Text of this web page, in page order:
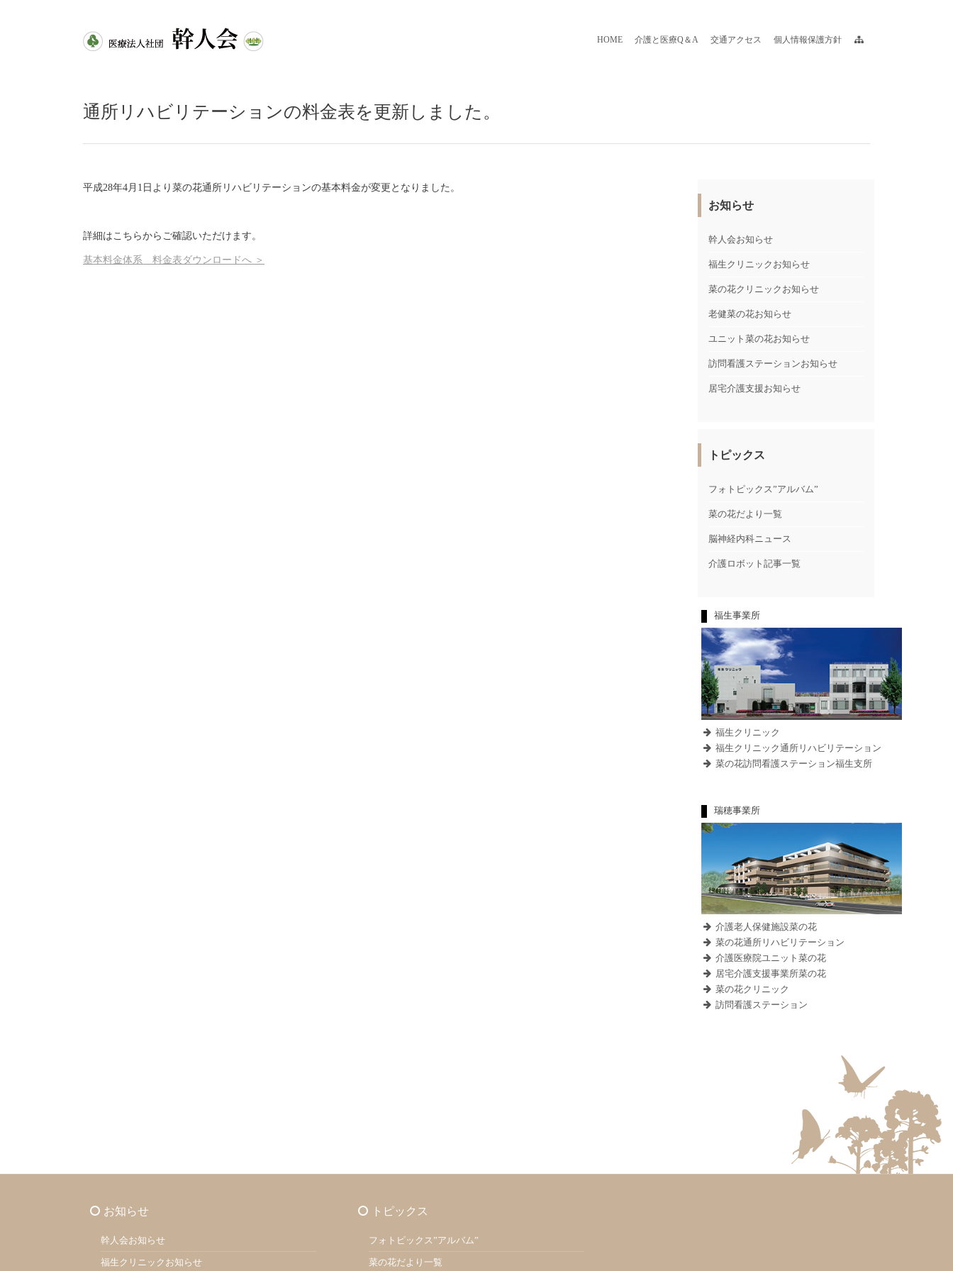
HOME 介護と医療Q＆A 交通アクセス 個人情報保護方針
通所リハビリテーションの料金表を更新しました。
平成28年4月1日より菜の花通所リハビリテーションの基本料金が変更となりました。
詳細はこちらからご確認いただけます。
基本料金体系 料金表ダウンロードへ ＞
お知らせ
幹人会お知らせ
福生クリニックお知らせ
菜の花クリニックお知らせ
老健菜の花お知らせ
ユニット菜の花お知らせ
訪問看護ステーションお知らせ
居宅介護支援お知らせ
トピックス
フォトピックス”アルバム”
菜の花だより一覧
脳神経内科ニュース
介護ロボット記事一覧
福生事業所
福生クリニック
福生クリニック通所リハビリテーション
菜の花訪問看護ステーション福生支所
瑞穂事業所
介護老人保健施設菜の花
菜の花通所リハビリテーション
介護医療院ユニット菜の花
居宅介護支援事業所菜の花
菜の花クリニック
訪問看護ステーション
お知らせ
幹人会お知らせ
福生クリニックお知らせ
トピックス
フォトピックス”アルバム”
菜の花だより一覧